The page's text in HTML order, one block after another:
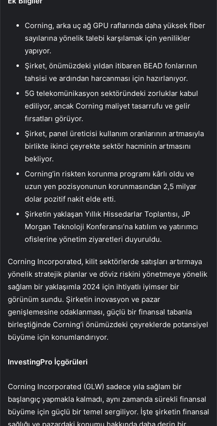
Corning, arka uç ağ GPU raflarında daha yüksek fiber
sayılarına yönelik talebi karşılamak için yenilikler
yapıyor.
Şirket, önümüzdeki yıldan itibaren BEAD fonlarının
tahsisi ve ardından harcanması için hazırlanıyor.
5G telekomünikasyon sektöründeki zorluklar kabul
ediliyor, ancak Corning maliyet tasarrufu ve gelir
fırsatları görüyor.
Şirket, panel üreticisi kullanım oranlarının artmasıyla
birlikte ikinci çeyrekte sektör hacminin artmasını
bekliyor.
Corning’in riskten korunma programı kârlı oldu ve
uzun yen pozisyonunun korunmasından 2,5 milyar
dolar pozitif nakit elde etti.
Şirketin yaklaşan Yıllık Hissedarlar Toplantısı, JP
Morgan Teknoloji Konferansı’na katılım ve yatırımcı
ofislerine yönetim ziyaretleri duyuruldu.
Corning Incorporated, kilit sektörlerde satışları artırmaya
yönelik stratejik planlar ve döviz riskini yönetmeye yönelik
sağlam bir yaklaşımla 2024 için ihtiyatlı iyimser bir
görünüm sundu. Şirketin inovasyon ve pazar
genişlemesine odaklanması, güçlü bir finansal tabanla
birleştiğinde Corning’i önümüzdeki çeyreklerde potansiyel
büyüme için konumlandırıyor.
InvestingPro İçgörüleri
Corning Incorporated (GLW) sadece yıla sağlam bir
başlangıç yapmakla kalmadı, aynı zamanda sürekli finansal
büyüme için güçlü bir temel sergiliyor. İşte şirketin finansal